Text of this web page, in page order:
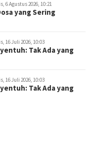
6 Agustus 2026, 10:21
yang Sering
16 Juli 2026, 10:03
Tak Ada yang
16 Juli 2026, 10:03
Tak Ada yang